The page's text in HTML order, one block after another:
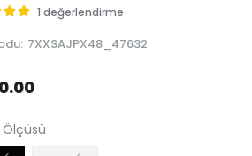
1 değerlendirme
: 7XXSAJPX48_47632
Ölçüsü